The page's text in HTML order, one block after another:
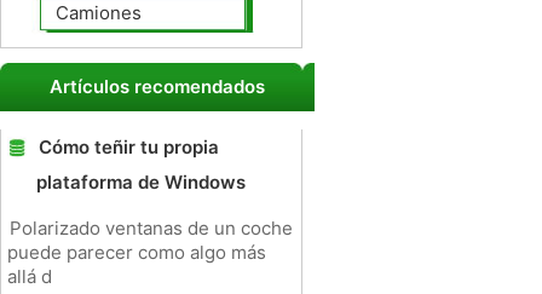
Camiones
Artículos recomendados
Cómo teñir tu propia
plataforma de Windows
Polarizado ventanas de un coche
puede parecer como algo más
allá d